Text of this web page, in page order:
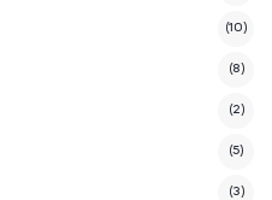
(10)
(8)
(2)
(5)
(3)